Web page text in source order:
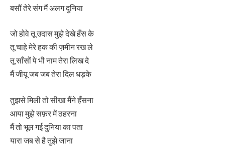
बसौं तेरे संग मैं अलग दुनिया
जो होवे तू उदास मुझे देखे हँस के
तू चाहे मेरे हक की ज़मीन रख ले
तू साँसों पे भी नाम तेरा लिख ​​दे
मैं जीयू जब जब तेरा दिल धड़के
तुझसे मिली तो सीखा मैंने हँसना
आया मुझे सफ़र में ठहरना
मैं तो भूल गई दुनिया का पता
यारा जब से है तुझे जाना